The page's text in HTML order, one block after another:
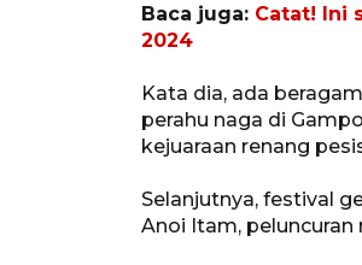
Baca juga: Catat! Ini
2024
Kata dia, ada
perahu naga di
kejuaraan renang
Selanjutnya, festival
Anoi Itam, peluncuran